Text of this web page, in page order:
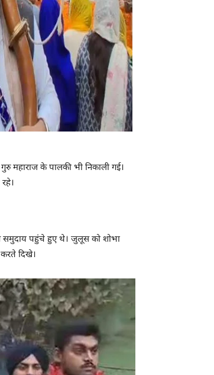
महाराज के पालकी भी निकाली गई।
समुदाय पहुंचे हुए थे। जुलूस को शोभा
दिखे।